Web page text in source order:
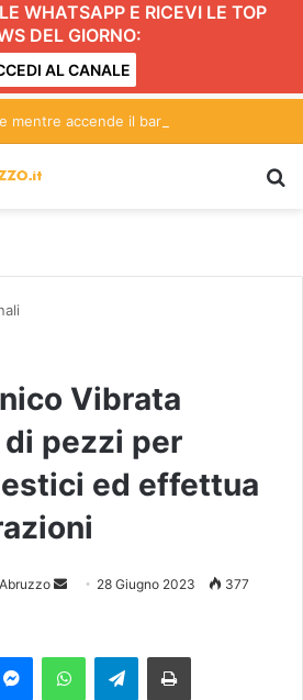
WHATSAPP E RICEVI LE TOP
DEL GIORNO:
AL CANALE
mentre accende il barbecue
Vibrata
pezzi per
ed effettua
a
28 Giugno 2023 377
Telegram